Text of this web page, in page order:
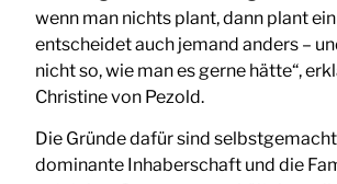
wenn man nichts plant, dann plant
entscheidet auch jemand anders –
nicht so, wie man es gerne hätte“,
Christine von Pezold.
Die Gründe dafür sind
dominante Inhaberschaft und die